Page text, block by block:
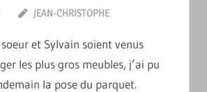
JEAN-CHRISTOPHE
et Sylvain soient venus
les plus gros meubles, j’ai pu
la pose du parquet.